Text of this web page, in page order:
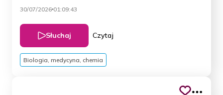
30/07/2026 01:09:43
Słuchaj Czytaj
Biologia, medycyna, chemia